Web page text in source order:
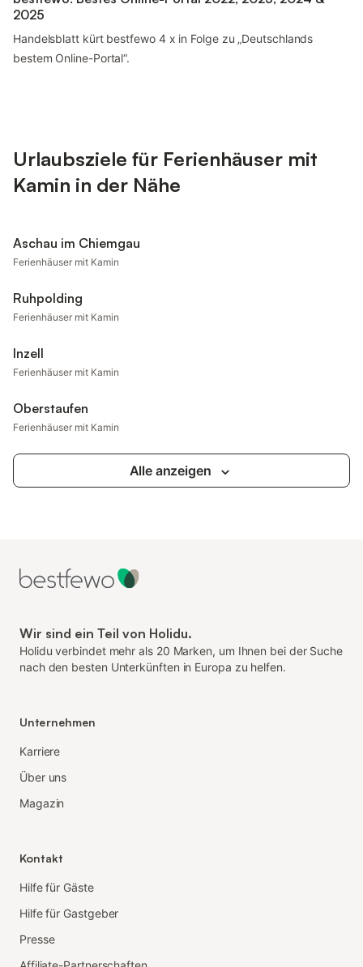
2025
Handelsblatt kürt bestfewo 4 x in Folge zu „Deutschlands
bestem Online-Portal“.
Urlaubsziele für Ferienhäuser mit
Kamin in der Nähe
Aschau im Chiemgau
Ferienhäuser mit Kamin
Ruhpolding
Ferienhäuser mit Kamin
Inzell
Ferienhäuser mit Kamin
Oberstaufen
Ferienhäuser mit Kamin
Alle anzeigen
Wir sind ein Teil von Holidu.
Holidu verbindet mehr als 20 Marken, um Ihnen bei der Suche
nach den besten Unterkünften in Europa zu helfen.
Unternehmen
Karriere
Über uns
Magazin
Kontakt
Hilfe für Gäste
Hilfe für Gastgeber
Presse